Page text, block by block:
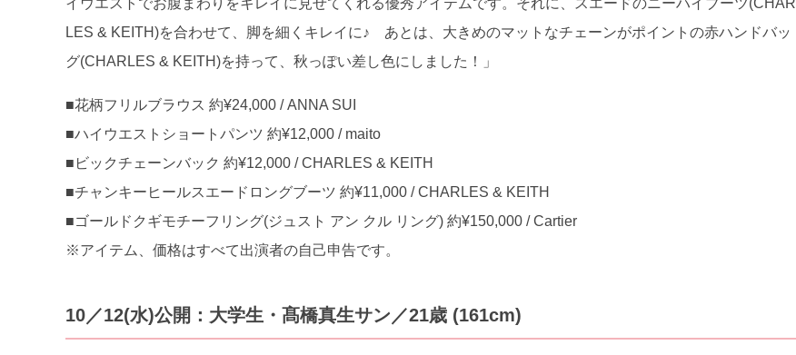
イウエストでお腹まわりをキレイに見せてくれる優秀アイテムです。それに、スエードのニーハイブーツ(CHAR
LES & KEITH)を合わせて、脚を細くキレイに♪ あとは、大きめのマットなチェーンがポイントの赤ハンドバッ
グ(CHARLES & KEITH)を持って、秋っぽい差し色にしました！」
■花柄フリルブラウス 約¥24,000 / ANNA SUI
■ハイウエストショートパンツ 約¥12,000 / maito
■ビックチェーンバック 約¥12,000 / CHARLES & KEITH
■チャンキーヒールスエードロングブーツ 約¥11,000 / CHARLES & KEITH
■ゴールドクギモチーフリング(ジュスト アン クル リング) 約¥150,000 / Cartier
※アイテム、価格はすべて出演者の自己申告です。
10／12(水)公開：大学生・髙橋真生サン／21歳 (161cm)